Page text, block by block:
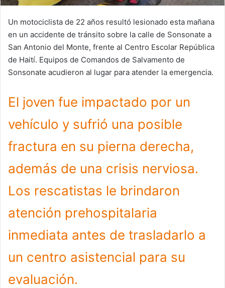
Un motociclista de 22 años resultó lesionado esta mañana
en un accidente de tránsito sobre la calle de Sonsonate a
San Antonio del Monte, frente al Centro Escolar República
de Haití. Equipos de Comandos de Salvamento de
Sonsonate acudieron al lugar para atender la emergencia.
El joven fue impactado por un
vehículo y sufrió una posible
fractura en su pierna derecha,
además de una crisis nerviosa.
Los rescatistas le brindaron
atención prehospitalaria
inmediata antes de trasladarlo a
un centro asistencial para su
evaluación.